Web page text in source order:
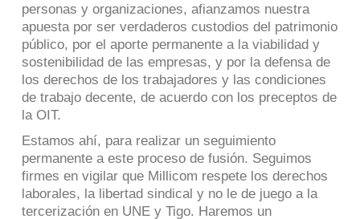
personas y organizaciones, afianzamos nuestra
apuesta por ser verdaderos custodios del patrimonio
público, por el aporte permanente a la viabilidad y
sostenibilidad de las empresas, y por la defensa de
los derechos de los trabajadores y las condiciones
de trabajo decente, de acuerdo con los preceptos de
la OIT.
Estamos ahí, para realizar un seguimiento
permanente a este proceso de fusión. Seguimos
firmes en vigilar que Millicom respete los derechos
laborales, la libertad sindical y no le de juego a la
tercerización en UNE y Tigo. Haremos un